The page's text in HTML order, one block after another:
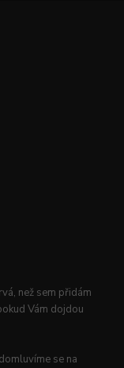
než sem přidám
Vám dojdou
se na